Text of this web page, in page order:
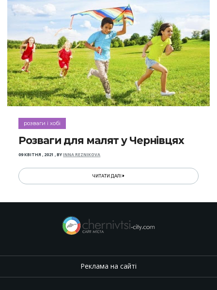
розваги і хобі
Розваги для малят у Чернівцях
09 КВІТНЯ , 2021 ,BYINNA REZNIKOVA
ЧИТАТИ ДАЛІ
Реклама на сайті